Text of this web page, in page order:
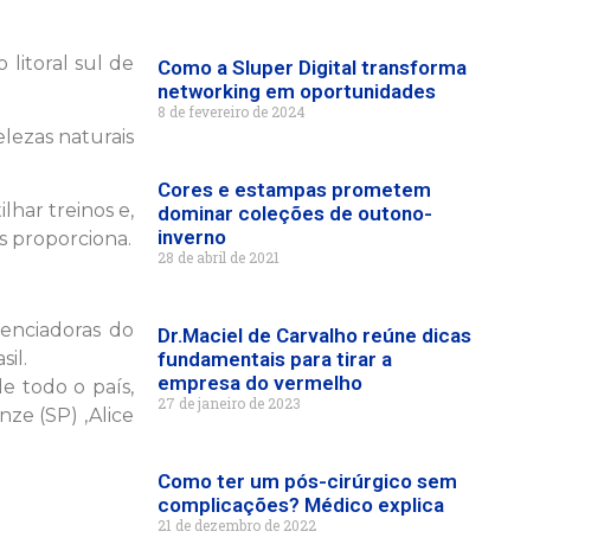
litoral sul de
naturais
treinos e,
proporciona.
do
todo o país,
(SP) ,Alice
Como a Sluper Digital transforma
networking em oportunidades
8 de fevereiro de 2024
Cores e estampas prometem
dominar coleções de outono-
inverno
28 de abril de 2021
Dr.Maciel de Carvalho reúne dicas
fundamentais para tirar a
empresa do vermelho
27 de janeiro de 2023
Como ter um pós-cirúrgico sem
complicações? Médico explica
21 de dezembro de 2022